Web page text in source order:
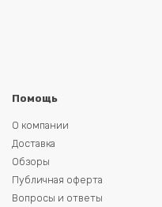
Помощь
О компании
Доставка
Обзоры
Публичная оферта
Вопросы и ответы